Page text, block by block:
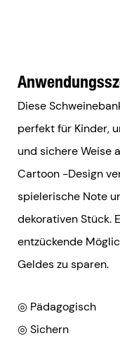
Diese
perfekt für Kinder,
und sichere Weise
Cartoon -Design
spielerische Note
dekorativen Stück.
entzückende
Geldes zu sparen.
◎ Pädagogisch
◎ Sichern